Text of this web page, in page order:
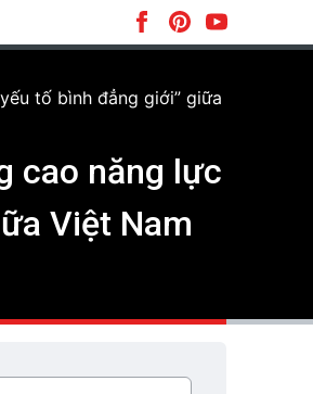
tố bình đẳng giới” giữa
cao năng lực
Việt Nam